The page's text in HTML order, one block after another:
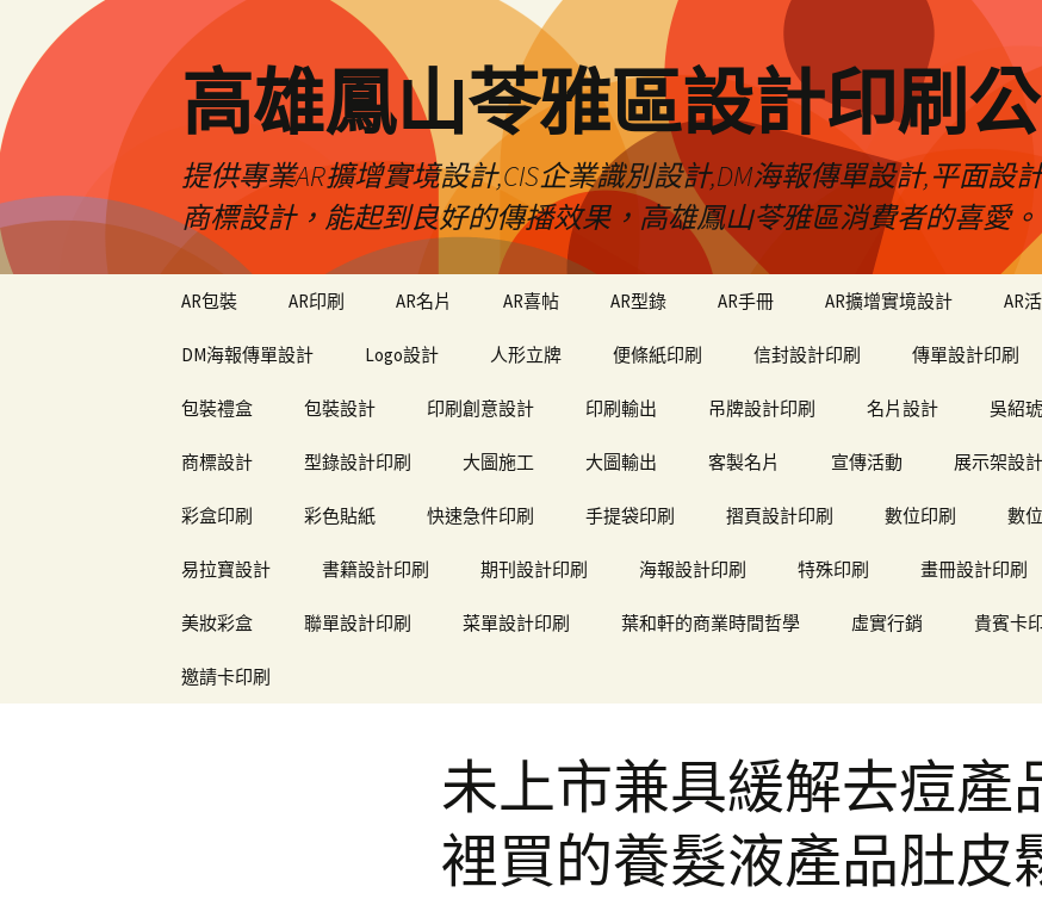
高雄鳳山苓雅區設計印刷
提供專業AR擴增實境設計,CIS企業識別設計,DM海報傳單設計,平面設
商標設計，能起到良好的傳播效果，高雄鳳山苓雅區消費者的喜愛。
AR包裝 AR印刷 AR名片 AR喜帖 AR型錄 AR手冊 AR擴增實境設計 AR
DM海報傳單設計 Logo設計 人形立牌 便條紙印刷 信封設計印刷 傳單設計印刷
包裝禮盒 包裝設計 印刷創意設計 印刷輸出 吊牌設計印刷 名片設計 吳紹
商標設計 型錄設計印刷 大圖施工 大圖輸出 客製名片 宣傳活動 展示架設計
彩盒印刷 彩色貼紙 快速急件印刷 手提袋印刷 摺頁設計印刷 數位印刷 數
易拉寶設計 書籍設計印刷 期刊設計印刷 海報設計印刷 特殊印刷 畫冊設計印刷
美妝彩盒 聯單設計印刷 菜單設計印刷 葉和軒的商業時間哲學 虛實行銷 貴賓卡
邀請卡印刷
未上市兼具緩解去痘產
裡買的養髮液產品肚皮